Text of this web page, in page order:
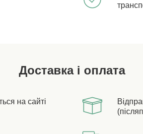
Доставка і оплата
на сайті